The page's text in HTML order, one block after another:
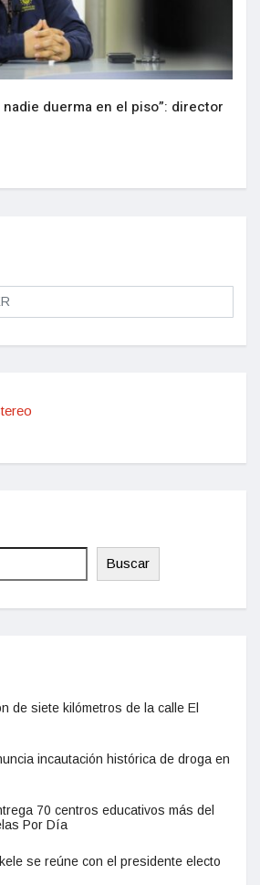
duerma en el piso”: director
Buscar
de siete kilómetros de la calle El
incautación histórica de droga en
70 centros educativos más del
Por Día
se reúne con el presidente electo